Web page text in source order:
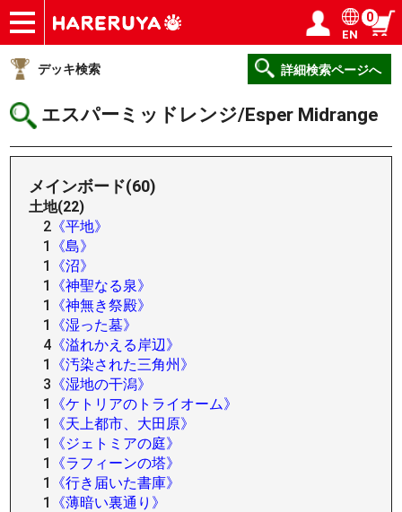
ショップ
買取
記事
デッキ検索
デッキ構築
選手一覧
店舗一覧
イベント
ヘルプ
お問い合わせ ログイン／会員登録
EN
0
デッキ検索 詳細検索ページへ
エスパーミッドレンジ/Esper Midrange
メインボード(60)
土地(22)
2 《平地》
1
《島》
1
《沼》
1
《神聖なる泉》
1
《神無き祭殿》
1
《湿った墓》
4 《溢れかえる岸辺》
1
《汚染された三角州》
3 《湿地の干潟》
1
《ケトリアのトライオーム》
1
《天上都市、大田原》
1
《ジェトミアの庭》
1
《ラフィーンの塔》
1
《行き届いた書庫》
1
《薄暗い裏通り》